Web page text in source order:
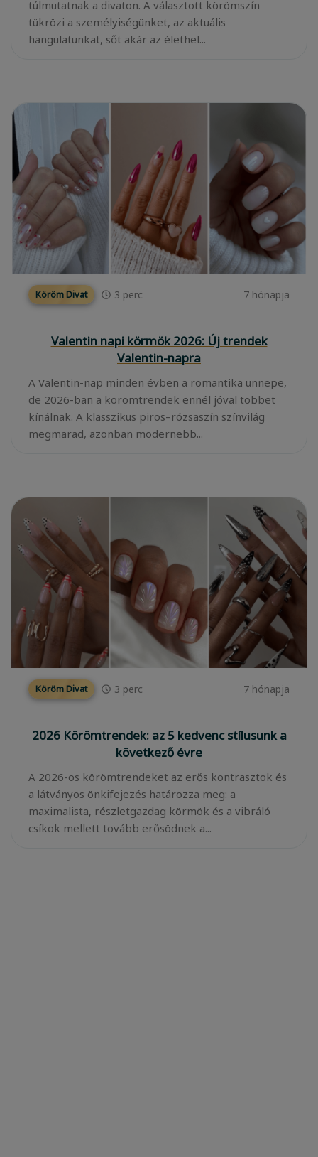
túlmutatnak a divaton. A választott körömszín
tükrözi a személyiségünket, az aktuális
hangulatunkat, sőt akár az élethel...
Köröm Divat 3 perc 7 hónapja
Valentin napi körmök 2026: Új trendek
Valentin-napra
A Valentin-nap minden évben a romantika ünnepe,
de 2026-ban a körömtrendek ennél jóval többet
kínálnak. A klasszikus piros–rózsaszín színvilág
megmarad, azonban modernebb...
Köröm Divat 3 perc 7 hónapja
2026 Körömtrendek: az 5 kedvenc stílusunk a
következő évre
A 2026-os körömtrendeket az erős kontrasztok és
a látványos önkifejezés határozza meg: a
maximalista, részletgazdag körmök és a vibráló
csíkok mellett tovább erősödnek a...